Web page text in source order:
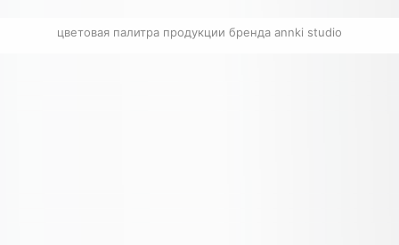
цветовая палитра продукции бренда annki studio